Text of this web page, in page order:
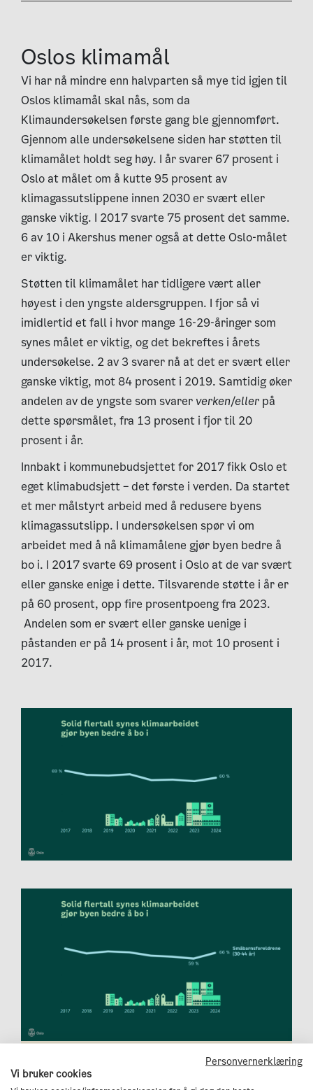
Oslos klimamål
Vi har nå mindre enn halvparten så mye tid igjen til
Oslos klimamål skal nås, som da
Klimaundersøkelsen første gang ble gjennomført.
Gjennom alle undersøkelsene siden har støtten til
klimamålet holdt seg høy. I år svarer 67 prosent i
Oslo at målet om å kutte 95 prosent av
klimagassutslippene innen 2030 er svært eller
ganske viktig. I 2017 svarte 75 prosent det samme.
6 av 10 i Akershus mener også at dette Oslo-målet
er viktig.
Støtten til klimamålet har tidligere vært aller
høyest i den yngste aldersgruppen. I fjor så vi
imidlertid et fall i hvor mange 16-29-åringer som
synes målet er viktig, og det bekreftes i årets
undersøkelse. 2 av 3 svarer nå at det er svært eller
ganske viktig, mot 84 prosent i 2019. Samtidig øker
andelen av de yngste som svarer verken/eller på
dette spørsmålet, fra 13 prosent i fjor til 20
prosent i år.
Innbakt i kommunebudsjettet for 2017 fikk Oslo et
eget klimabudsjett – det første i verden. Da startet
et mer målstyrt arbeid med å redusere byens
klimagassutslipp. I undersøkelsen spør vi om
arbeidet med å nå klimamålene gjør byen bedre å
bo i. I 2017 svarte 69 prosent i Oslo at de var svært
eller ganske enige i dette. Tilsvarende støtte i år er
på 60 prosent, opp fire prosentpoeng fra 2023.
Andelen som er svært eller ganske uenige i
påstanden er på 14 prosent i år, mot 10 prosent i
2017.
Det har det siste året blitt flere i alderen 30-44 år
i Oslo som synes klimaarbeidet gjør byen bedre å
bo i.
Personvernerklæring
Vi bruker cookies